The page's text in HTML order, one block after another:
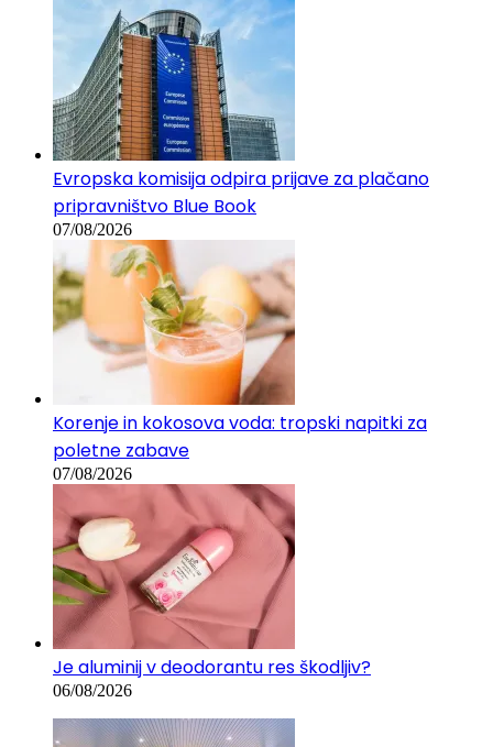
Evropska komisija odpira prijave za plačano
pripravništvo Blue Book
07/08/2026
Korenje in kokosova voda: tropski napitki za
poletne zabave
07/08/2026
Je aluminij v deodorantu res škodljiv?
06/08/2026